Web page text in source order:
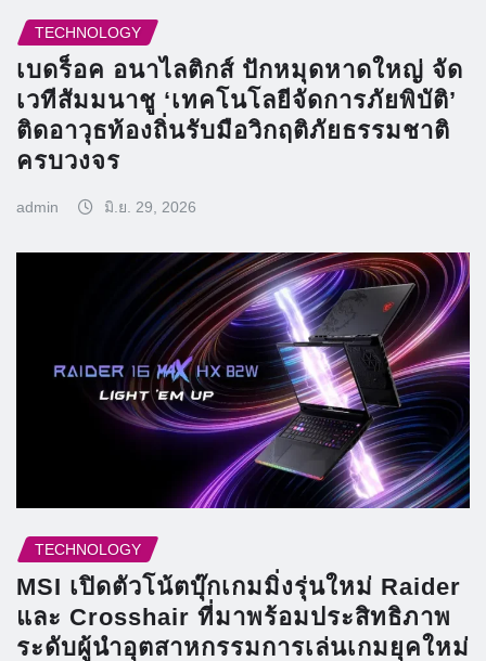
TECHNOLOGY
เบดร็อค อนาไลติกส์ ปักหมุดหาดใหญ่ จัด
เวทีสัมมนาชู ‘เทคโนโลยีจัดการภัยพิบัติ’
ติดอาวุธท้องถิ่นรับมือวิกฤติภัยธรรมชาติ
ครบวงจร
admin มิ.ย. 29, 2026
TECHNOLOGY
MSI เปิดตัวโน้ตบุ๊กเกมมิ่งรุ่นใหม่ Raider
และ Crosshair ที่มาพร้อมประสิทธิภาพ
ระดับผู้นำอุตสาหกรรมการเล่นเกมยุคใหม่